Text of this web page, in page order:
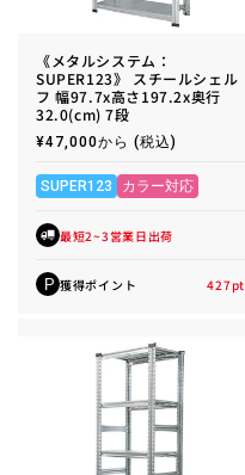
《メタルシステム：
SUPER123》 スチールシェル
フ 幅97.7x高さ197.2x奥行
32.0(cm) 7段
通
価
格
¥47,000から (税込)
SUPER123 カラー対応
最短2~3営業日出荷
P 獲得ポイント 427pt